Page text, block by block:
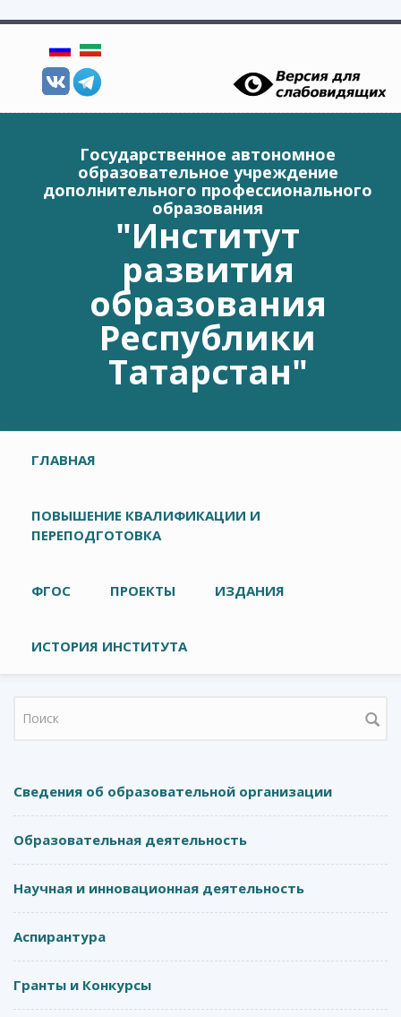
Государственное автономное
образовательное учреждение
дополнительного профессионального
образования
"Институт
развития
образования
Республики
Татарстан"
Главное меню
ГЛАВНАЯ
ПОВЫШЕНИЕ КВАЛИФИКАЦИИ И
ПЕРЕПОДГОТОВКА
ФГОС ПРОЕКТЫ ИЗДАНИЯ
ИСТОРИЯ ИНСТИТУТА
Форма поиска
Сведения об образовательной организации
Образовательная деятельность
Научная и инновационная деятельность
Аспирантура
Гранты и Конкурсы